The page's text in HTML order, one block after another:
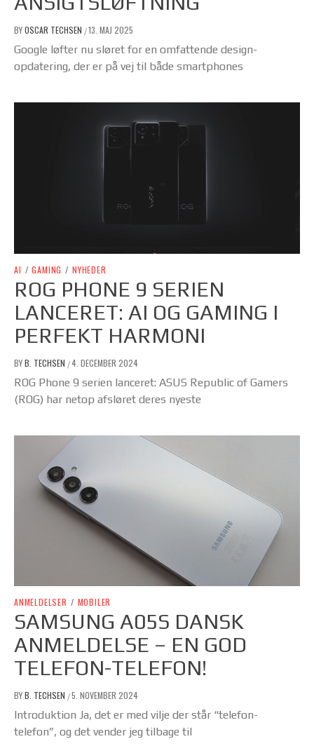
BYOSCAR TECHSEN /13. MAJ 2025
Google løfter nu sløret for en omfattende design-
opdatering, der er på vej til både smartphones
AI / GAMING / NYHEDER
ROG PHONE 9 SERIEN
LANCERET: AI OG GAMING I
PERFEKT HARMONI
BYB. TECHSEN /4. DECEMBER 2024
ROG Phone 9 serien lanceret: ASUS Republic of Gamers
(ROG) har netop afsløret deres nyeste
ANMELDELSER / MOBILER
SAMSUNG A05S DANSK
ANMELDELSE – EN GOD
TELEFON-TELEFON!
BYB. TECHSEN /5. NOVEMBER 2024
Introduktion Ja, det er med vilje der står “telefon-
telefon”, og det vender jeg tilbage til